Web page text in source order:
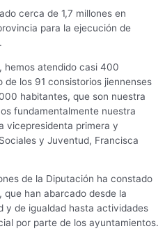
cerca de 1,7 millones en
para la ejecución de
hemos atendido casi 400
los 91 consistorios jiennenses
habitantes, que son nuestra
fundamentalmente nuestra
vicepresidenta primera y
y Juventud, Francisca
de la Diputación ha constado
han abarcado desde la
y de igualdad hasta actividades
por parte de los ayuntamientos.